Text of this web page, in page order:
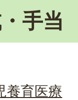
手当
養育医療